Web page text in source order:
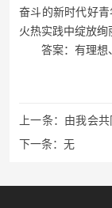
奋斗的新时代好
火热实践中绽放绚
答案：有理想
上一条： 由我会
家主题成就奖
下一条： 无